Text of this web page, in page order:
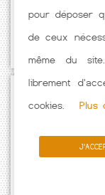
hors assurance.
caractéristiques de
pour déposer
de ceux
même du
librement
cookies.
Plus